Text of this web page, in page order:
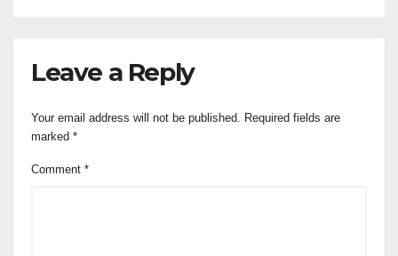
Leave a Reply
Your email address will not be published. Required fields are
marked *
Comment *